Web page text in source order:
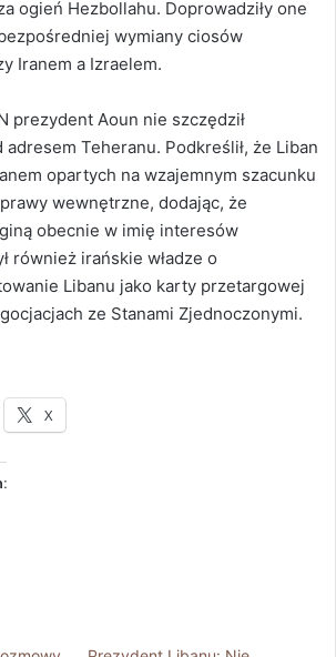
ogień Hezbollahu. Doprowadziły one
wymiany ciosów
Iranem a Izraelem.
prezydent Aoun nie szczędził
adresem Teheranu. Podkreślił, że Liban
opartych na wzajemnym szacunku
wewnętrzne, dodając, że
obecnie w imię interesów
również irańskie władze o
Libanu jako karty przetargowej
ze Stanami Zjednoczonymi.
X